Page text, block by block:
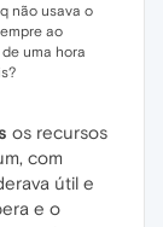
não usava o
ao
uma hora
os recursos
com
útil e
e o